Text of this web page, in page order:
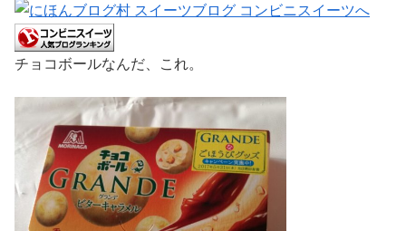
チョコボールなんだ、これ。